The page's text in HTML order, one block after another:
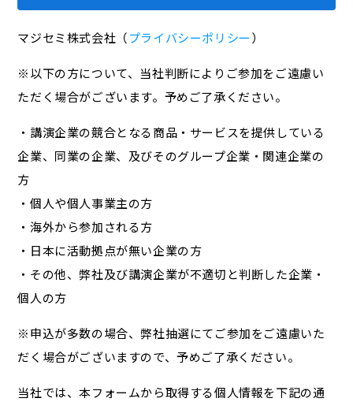
マジセミ株式会社（プライバシーポリシー）
※以下の方について、当社判断によりご参加をご遠慮い
ただく場合がございます。予めご了承ください。
・講演企業の競合となる商品・サービスを提供している
企業、同業の企業、及びそのグループ企業・関連企業の
方
・個人や個人事業主の方
・海外から参加される方
・日本に活動拠点が無い企業の方
・その他、弊社及び講演企業が不適切と判断した企業・
個人の方
※申込が多数の場合、弊社抽選にてご参加をご遠慮いた
だく場合がございますので、予めご了承ください。
当社では、本フォームから取得する個人情報を下記の通